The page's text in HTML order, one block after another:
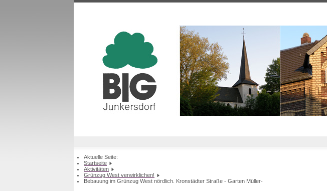
Aktuelle Seite:
Startseite
Aktivitäten
Grünzug West verwirklichen!
Bebauung im Grünzug West nördlich. Kronstädter Straße - Garten Müller-